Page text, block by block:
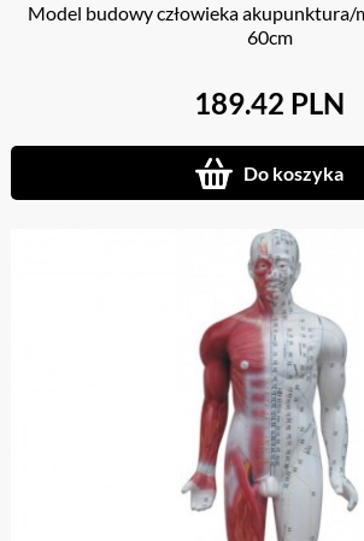
Model budowy człowieka akupunktura/
60cm
189.42 PLN
Do koszyka